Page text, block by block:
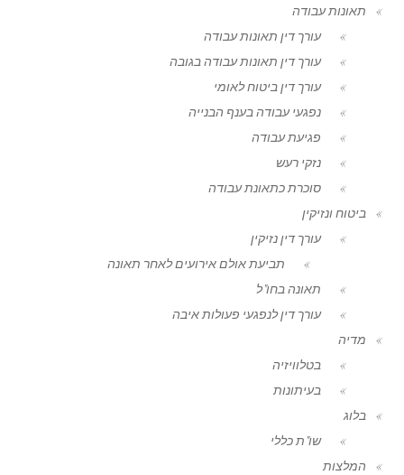
תאונות עבודה
עורך דין תאונות עבודה
עורך דין תאונות עבודה בגובה
עורך דין ביטוח לאומי
נפגעי עבודה בענף הבנייה
פגיעת עבודה
נזקי רעש
סוכרת כתאונת עבודה
ביטוח ונזיקין
עורך דין נזיקין
תביעת אולם אירועים לאחר תאונה
תאונה בחו"ל
עורך דין לנפגעי פעולות איבה
מדיה
בטלוויזיה
בעיתונות
בלוג
שו"ת כללי
המלצות